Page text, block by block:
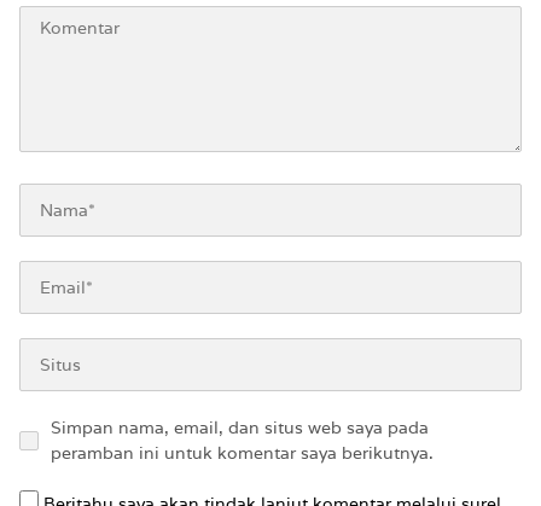
Simpan nama, email, dan situs web saya pada
peramban ini untuk komentar saya berikutnya.